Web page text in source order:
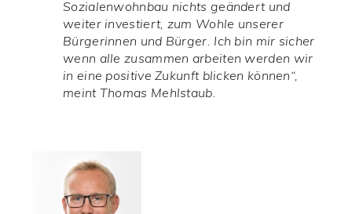
Sozialenwohnbau nichts geändert und
weiter investiert, zum Wohle unserer
Bürgerinnen und Bürger. Ich bin mir sicher
wenn alle zusammen arbeiten werden wir
in eine positive Zukunft blicken können“,
meint Thomas Mehlstaub.